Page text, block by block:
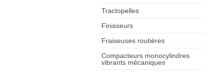
Tractopelles
Finisseurs
Fraiseuses routières
Compacteurs monocylindres
vibrants mécaniques